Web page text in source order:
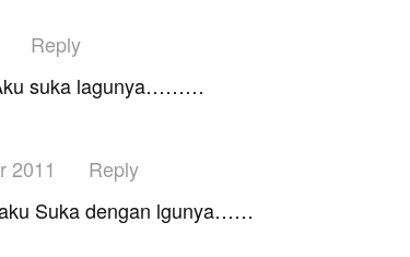
Reply
suka lagunya………
2011
Reply
Suka dengan lgunya……